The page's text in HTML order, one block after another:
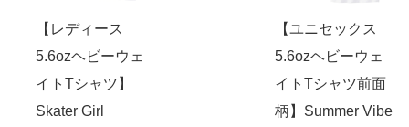
【レディース
5.6ozヘビーウェ
イトTシャツ】
Skater Girl
【ユニセックス
5.6ozヘビーウェ
イトTシャツ前面
柄】Summer Vibe